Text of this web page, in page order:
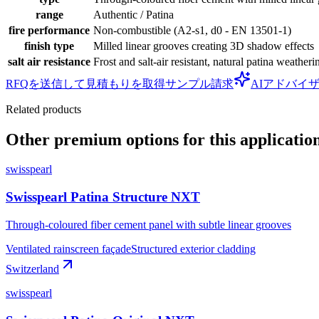
range
Authentic / Patina
fire performance Non-combustible (A2-s1, d0 - EN 13501-1)
finish type
Milled linear grooves creating 3D shadow effects
salt air resistance Frost and salt-air resistant, natural patina
RFQを送信して見積もりを取得サンプル請求 AIアドバイ
Related products
Other premium options for this
swisspearl
Swisspearl Patina Structure NXT
Through-coloured fiber cement panel with subtle linear grooves
Ventilated rainscreen façadeStructured exterior cladding
Switzerland
swisspearl